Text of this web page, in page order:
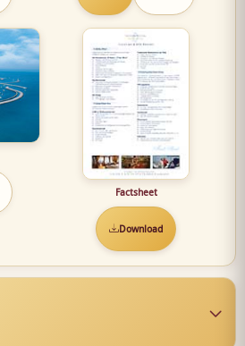
Factsheet
Download